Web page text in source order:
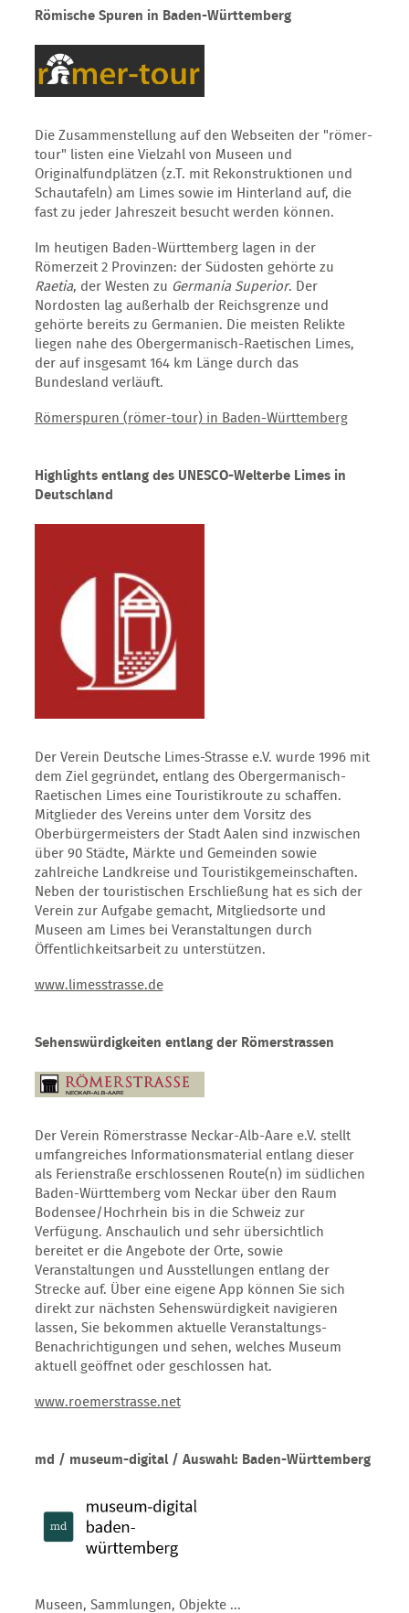
Römische Spuren in Baden-Württemberg
Die Zusammenstellung auf den Webseiten der "römer-
tour" listen eine Vielzahl von Museen und
Originalfundplätzen (z.T. mit Rekonstruktionen und
Schautafeln) am Limes sowie im Hinterland auf, die
fast zu jeder Jahreszeit besucht werden können.
Im heutigen Baden-Württemberg lagen in der
Römerzeit 2 Provinzen: der Südosten gehörte zu
Raetia, der Westen zu Germania Superior. Der
Nordosten lag außerhalb der Reichsgrenze und
gehörte bereits zu Germanien. Die meisten Relikte
liegen nahe des Obergermanisch-Raetischen Limes,
der auf insgesamt 164 km Länge durch das
Bundesland verläuft.
Römerspuren (römer-tour) in Baden-Württemberg
Highlights entlang des UNESCO-Welterbe Limes in
Deutschland
Der Verein Deutsche Limes-Strasse e.V. wurde 1996 mit
dem Ziel gegründet, entlang des Obergermanisch-
Raetischen Limes eine Touristikroute zu schaffen.
Mitglieder des Vereins unter dem Vorsitz des
Oberbürgermeisters der Stadt Aalen sind inzwischen
über 90 Städte, Märkte und Gemeinden sowie
zahlreiche Landkreise und Touristikgemeinschaften.
Neben der touristischen Erschließung hat es sich der
Verein zur Aufgabe gemacht, Mitgliedsorte und
Museen am Limes bei Veranstaltungen durch
Öffentlichkeitsarbeit zu unterstützen.
www.limesstrasse.de
Sehenswürdigkeiten entlang der Römerstrassen
Der Verein Römerstrasse Neckar-Alb-Aare e.V. stellt
umfangreiches Informationsmaterial entlang dieser
als Ferienstraße erschlossenen Route(n) im südlichen
Baden-Württemberg vom Neckar über den Raum
Bodensee/Hochrhein bis in die Schweiz zur
Verfügung. Anschaulich und sehr übersichtlich
bereitet er die Angebote der Orte, sowie
Veranstaltungen und Ausstellungen entlang der
Strecke auf. Über eine eigene App können Sie sich
direkt zur nächsten Sehenswürdigkeit navigieren
lassen, Sie bekommen aktuelle Veranstaltungs-
Benachrichtigungen und sehen, welches Museum
aktuell geöffnet oder geschlossen hat.
www.roemerstrasse.net
md / museum-digital / Auswahl: Baden-Württemberg
Museen, Sammlungen, Objekte ...